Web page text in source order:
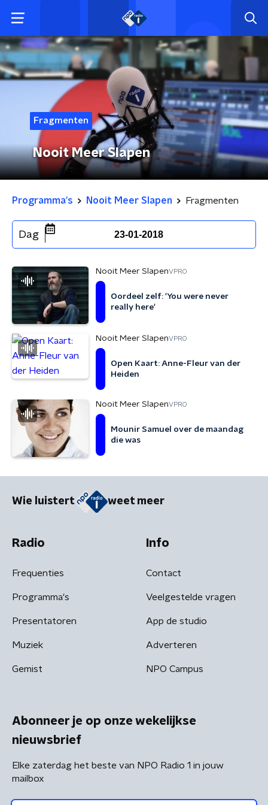
Fragmenten
Nooit Meer Slapen
Programma's Nooit Meer Slapen Fragmenten
Dag 23-01-2018
Nooit Meer SlapenVPRO
Oordeel zelf: 'You were never
really here'
Nooit Meer SlapenVPRO
Open Kaart: Anne-Fleur van der
Heiden
Nooit Meer SlapenVPRO
Mounir Samuel over de maandag
die was
Wie luistert weet meer
Radio
Frequenties
Programma's
Presentatoren
Muziek
Gemist
Info
Contact
Veelgestelde vragen
App de studio
Adverteren
NPO Campus
Abonneer je op onze wekelijkse
nieuwsbrief
Elke zaterdag het beste van NPO Radio 1 in jouw
mailbox